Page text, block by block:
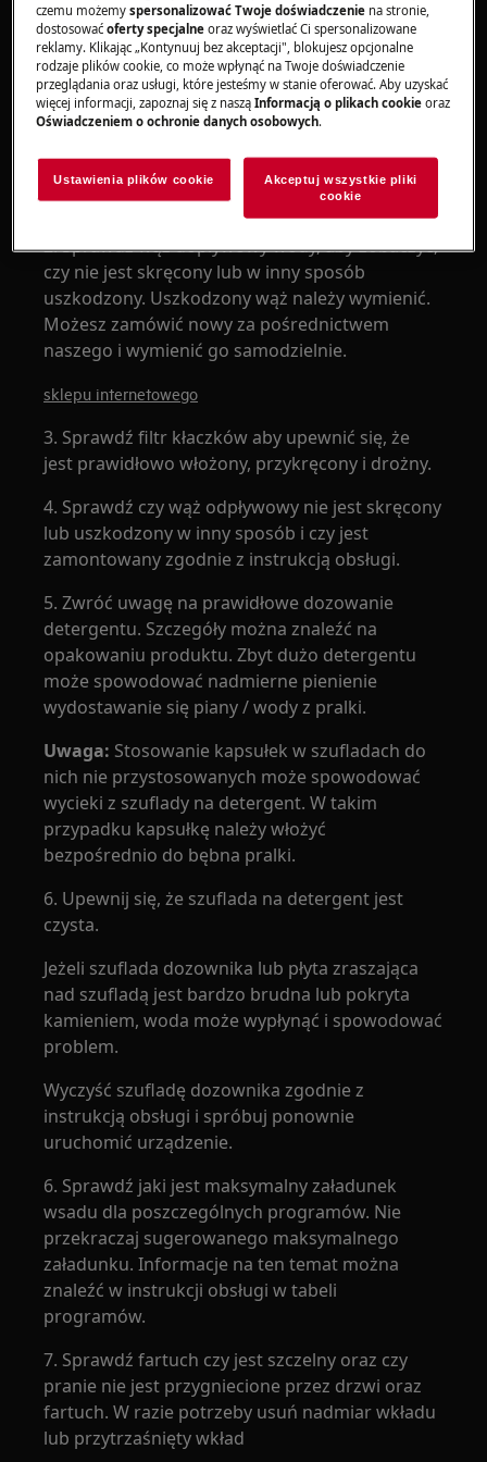
2. Sprawdź wąż dopływowy wody, aby zobaczyć,
czy nie jest skręcony lub w inny sposób
uszkodzony. Uszkodzony wąż należy wymienić.
Możesz zamówić nowy za pośrednictwem
naszego i wymienić go samodzielnie.
sklepu internetowego
3. Sprawdź filtr kłaczków aby upewnić się, że
jest prawidłowo włożony, przykręcony i drożny.
4. Sprawdź czy wąż odpływowy nie jest skręcony
lub uszkodzony w inny sposób i czy jest
zamontowany zgodnie z instrukcją obsługi.
5. Zwróć uwagę na prawidłowe dozowanie
detergentu. Szczegóły można znaleźć na
opakowaniu produktu. Zbyt dużo detergentu
może spowodować nadmierne pienienie
wydostawanie się piany / wody z pralki.
Uwaga: Stosowanie kapsułek w szufladach do
nich nie przystosowanych może spowodować
wycieki z szuflady na detergent. W takim
przypadku kapsułkę należy włożyć
bezpośrednio do bębna pralki.
6. Upewnij się, że szuflada na detergent jest
czysta.
Jeżeli szuflada dozownika lub płyta zraszająca
nad szufladą jest bardzo brudna lub pokryta
kamieniem, woda może wypłynąć i spowodować
problem.
Wyczyść szufladę dozownika zgodnie z
instrukcją obsługi i spróbuj ponownie
uruchomić urządzenie.
6. Sprawdź jaki jest maksymalny załadunek
wsadu dla poszczególnych programów. Nie
przekraczaj sugerowanego maksymalnego
załadunku. Informacje na ten temat można
znaleźć w instrukcji obsługi w tabeli
programów.
7. Sprawdź fartuch czy jest szczelny oraz czy
pranie nie jest przygniecione przez drzwi oraz
fartuch. W razie potrzeby usuń nadmiar wkładu
lub przytrzaśnięty wkład
czemu możemyspersonalizować Twoje doświadczenie na stronie,
dostosowaćoferty specjalne oraz wyświetlać Ci spersonalizowane
reklamy. Klikając „Kontynuuj bez akceptacji", blokujesz opcjonalne
rodzaje plików cookie, co może wpłynąć na Twoje doświadczenie
przeglądania oraz usługi, które jesteśmy w stanie oferować. Aby uzyskać
więcej informacji, zapoznaj się z nasząInformacją o plikach cookie oraz
Oświadczeniem o ochronie danych osobowych.
Ustawienia plików cookie
Akceptuj wszystkie pliki
cookie